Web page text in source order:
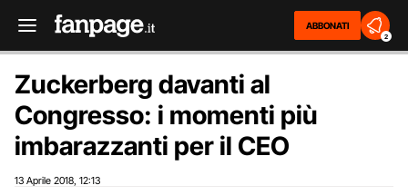
ABBONATI
2
Zuckerberg davanti al
Congresso: i momenti più
imbarazzanti per il CEO
13 Aprile 2018 12:13